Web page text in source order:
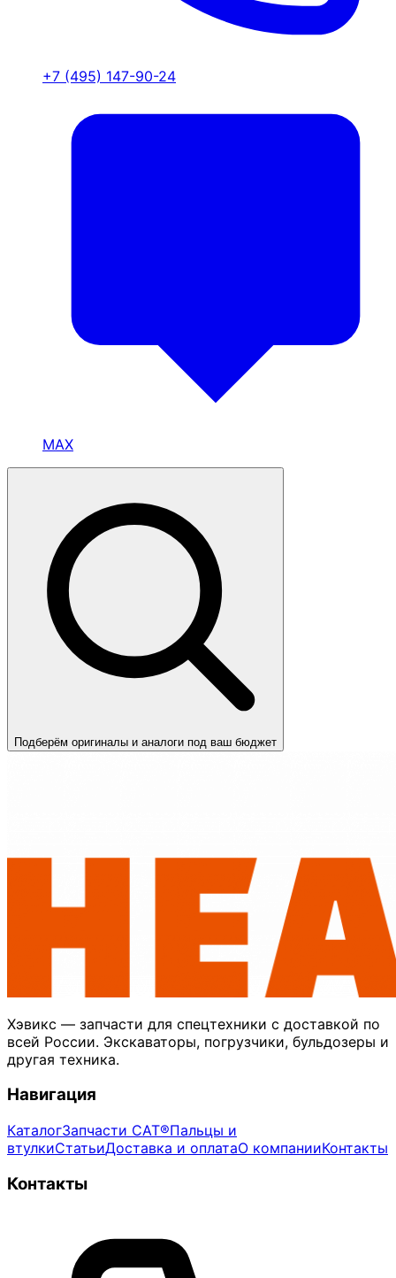
+7 (495) 147-90-24
MAX
Подберём оригиналы и аналоги под ваш бюджет
Хэвикс — запчасти для спецтехники с доставкой по
всей России. Экскаваторы, погрузчики, бульдозеры и
другая техника.
Навигация
КаталогЗапчасти CAT®Пальцы и
втулкиСтатьиДоставка и оплатаО компанииКонтакты
Контакты